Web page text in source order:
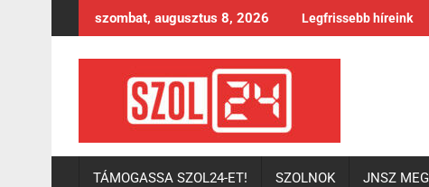
to
szombat, augusztus 8, 2026 Legfrissebb híreink
TÁMOGASSA SZOL24-ET! SZOLNOK JNSZ